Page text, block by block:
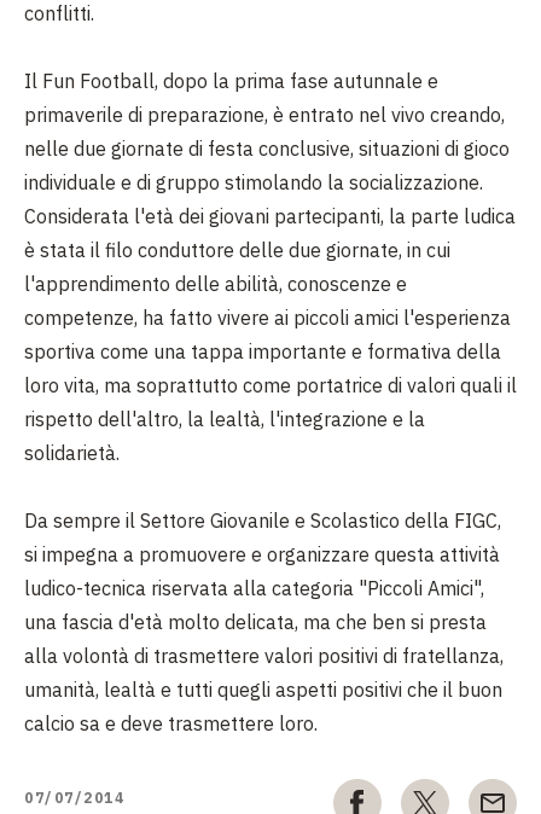
conflitti.
Il Fun Football, dopo la prima fase autunnale e
primaverile di preparazione, è entrato nel vivo creando,
nelle due giornate di festa conclusive, situazioni di gioco
individuale e di gruppo stimolando la socializzazione.
Considerata l'età dei giovani partecipanti, la parte ludica
è stata il filo conduttore delle due giornate, in cui
l'apprendimento delle abilità, conoscenze e
competenze, ha fatto vivere ai piccoli amici l'esperienza
sportiva come una tappa importante e formativa della
loro vita, ma soprattutto come portatrice di valori quali il
rispetto dell'altro, la lealtà, l'integrazione e la
solidarietà.
Da sempre il Settore Giovanile e Scolastico della FIGC,
si impegna a promuovere e organizzare questa attività
ludico-tecnica riservata alla categoria "Piccoli Amici",
una fascia d'età molto delicata, ma che ben si presta
alla volontà di trasmettere valori positivi di fratellanza,
umanità, lealtà e tutti quegli aspetti positivi che il buon
calcio sa e deve trasmettere loro.
07/07/2014